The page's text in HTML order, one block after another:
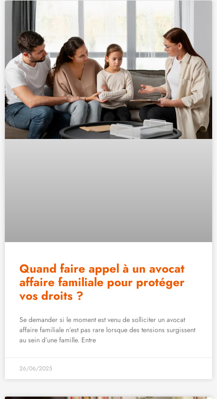
Quand faire appel à un avocat
affaire familiale pour protéger
vos droits ?
Se demander si le moment est venu de solliciter un avocat
affaire familiale n’est pas rare lorsque des tensions surgissent
au sein d’une famille. Entre
26/06/2025